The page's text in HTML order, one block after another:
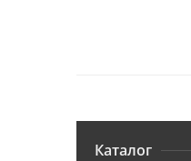
Каталог